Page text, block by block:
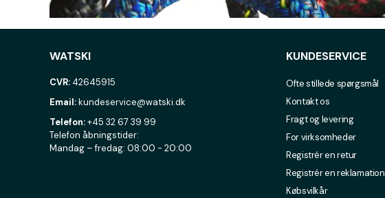
WATSKI
CVR: 42645915
Email:kundeservice@watski.dk
Telefon:+45 32 67 39 99
Telefon åbningstider:
Mandag – fredag: 08:00 - 20:00
KUNDESERVICE
Ofte stillede spørgsmål
Kontakt os
Fragt og levering
For virksomheder
Registrér en retur
Registrér en reklamation
Købsvilkår